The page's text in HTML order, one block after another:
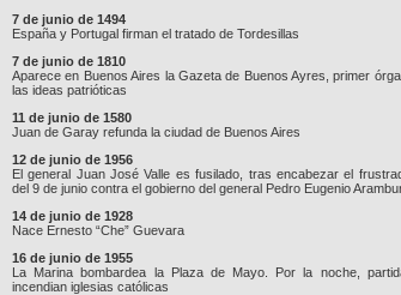
7 de junio de 1494
España y Portugal firman el tratado de Tordesillas
7 de junio de 1810
Aparece en Buenos Aires la Gazeta de Buenos Ayres, primer
las ideas patrióticas
11 de junio de 1580
Juan de Garay refunda la ciudad de Buenos Aires
12 de junio de 1956
El general Juan José Valle es fusilado, tras encabezar el
del 9 de junio contra el gobierno del general Pedro Eugenio
14 de junio de 1928
Nace Ernesto “Che” Guevara
16 de junio de 1955
La Marina bombardea la Plaza de Mayo. Por la noche,
incendian iglesias católicas